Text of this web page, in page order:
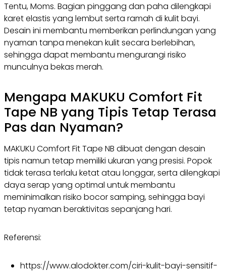
Tentu, Moms. Bagian pinggang dan paha dilengkapi
karet elastis yang lembut serta ramah di kulit bayi.
Desain ini membantu memberikan perlindungan yang
nyaman tanpa menekan kulit secara berlebihan,
sehingga dapat membantu mengurangi risiko
munculnya bekas merah.
Mengapa MAKUKU Comfort Fit
Tape NB yang Tipis Tetap Terasa
Pas dan Nyaman?
MAKUKU Comfort Fit Tape NB dibuat dengan desain
tipis namun tetap memiliki ukuran yang presisi. Popok
tidak terasa terlalu ketat atau longgar, serta dilengkapi
daya serap yang optimal untuk membantu
meminimalkan risiko bocor samping, sehingga bayi
tetap nyaman beraktivitas sepanjang hari.
Referensi:
https://www.alodokter.com/ciri-kulit-bayi-sensitif-